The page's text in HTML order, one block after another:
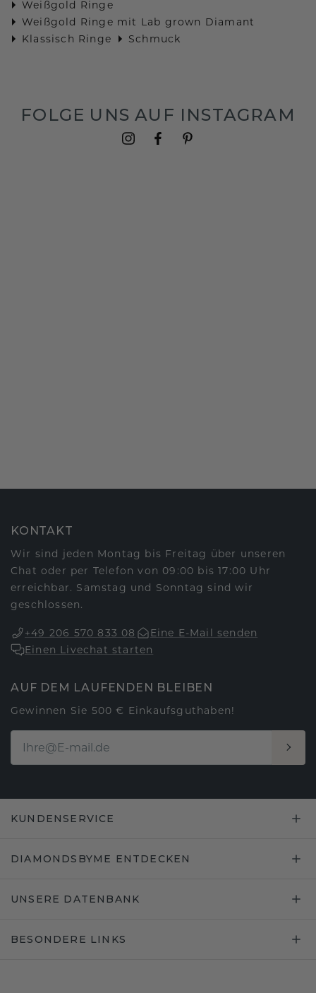
Weißgold Ringe
Weißgold Ringe mit Lab grown Diamant
Klassisch Ringe
Schmuck
FOLGE UNS AUF INSTAGRAM
KONTAKT
Wir sind jeden Montag bis Freitag über unseren
Chat oder per Telefon von 09:00 bis 17:00 Uhr
erreichbar. Samstag und Sonntag sind wir
geschlossen.
+49 206 570 833 08
Eine E-Mail senden
Einen Livechat starten
AUF DEM LAUFENDEN BLEIBEN
Gewinnen Sie 500 € Einkaufsguthaben!
KUNDENSERVICE
DIAMONDSBYME ENTDECKEN
UNSERE DATENBANK
BESONDERE LINKS